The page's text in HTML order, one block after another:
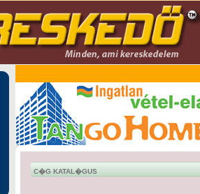
C�G KATAL�GUS